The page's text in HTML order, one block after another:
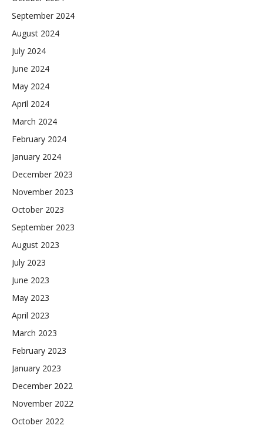
September 2024
August 2024
July 2024
June 2024
May 2024
April 2024
March 2024
February 2024
January 2024
December 2023
November 2023
October 2023
September 2023
August 2023
July 2023
June 2023
May 2023
April 2023
March 2023
February 2023
January 2023
December 2022
November 2022
October 2022